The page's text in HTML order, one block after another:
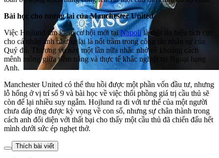
Bài học cho tương lai của Manchester United
Việc Hojlund tìm kiếm cơ hội mới tại Napolilà một tín hiệu tích cực
cho cá nhân anh nhưng lại là nốt trầm trong công tác nhân sự của
Quỷ đỏ. Thương vụ này một lần nữa nhắc nhở về khoảng cách
mênh mông giữa tiềm năng và thực tế khắc nghiệt tại Ngoại hạng
Anh.
Manchester United có thể thu hồi được một phần vốn đầu tư, nhưng
lỗ hổng ở vị trí số 9 và bài học về việc thổi phồng giá trị cầu thủ sẽ
còn để lại nhiều suy ngẫm. Hojlund ra đi với tư thế của một người
chưa đáp ứng được kỳ vọng về con số, nhưng sự chân thành trong
cách anh đối diện với thất bại cho thấy một cầu thủ đã chiến đấu hết
mình dưới sức ép nghẹt thở.
Thích bài viết